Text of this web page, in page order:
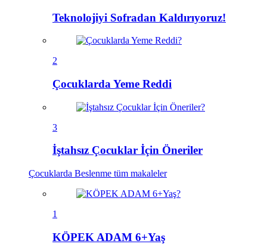
Teknolojiyi Sofradan Kaldırıyoruz!
2
Çocuklarda Yeme Reddi
3
İştahsız Çocuklar İçin Öneriler
Çocuklarda Beslenme tüm makaleler
1
KÖPEK ADAM 6+Yaş